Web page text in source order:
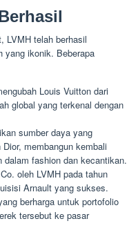
LVMH telah berhasil
yang ikonik. Beberapa
Louis Vuitton dari
global yang terkenal dengan
sumber daya yang
membangun kembali
dalam fashion dan kecantikan.
oleh LVMH pada tahun
Arnault yang sukses.
berharga untuk portofolio
tersebut ke pasar